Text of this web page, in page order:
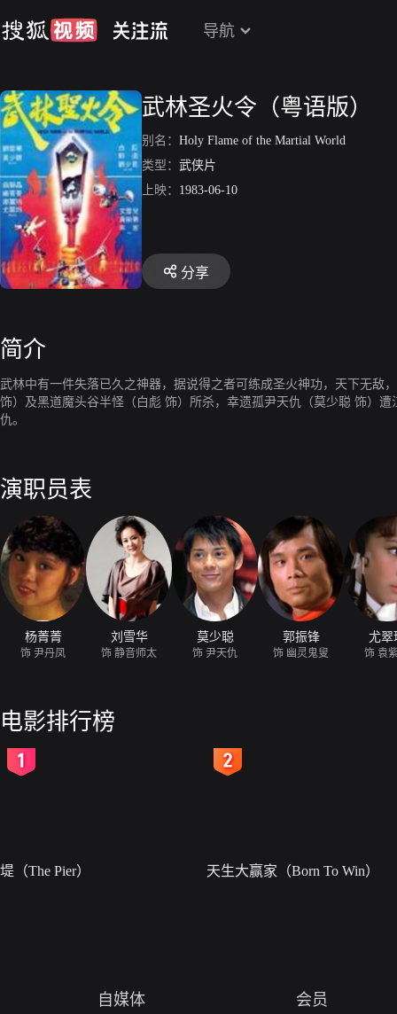
导航
武林圣火令（粤语版）
别名： Holy Flame of the Martial World
类型： 武侠片
上映： 1983-06-10
分享
简介
武林中有一件失落已久之神器，据说得之者可练成圣火神功，天下无敌
饰）及黑道魔头谷半怪（白彪 饰）所杀，幸遗孤尹天仇（莫少聪 饰）
仇。
演职员表
杨菁菁
饰 尹丹凤
刘雪华
饰 静音师太
莫少聪
饰 尹天仇
郭振锋
饰 幽灵鬼叟
尤翠
饰 袁
电影排行榜
堤（The Pier） 天生大赢家（Born To Win）
自媒体 会员